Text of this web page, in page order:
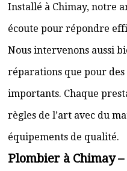
Installé à Chimay, notre
écoute pour répondre
Nous intervenons aussi
réparations que pour
importants. Chaque
règles de l’art avec du
équipements de qualité.
Plombier à Chimay